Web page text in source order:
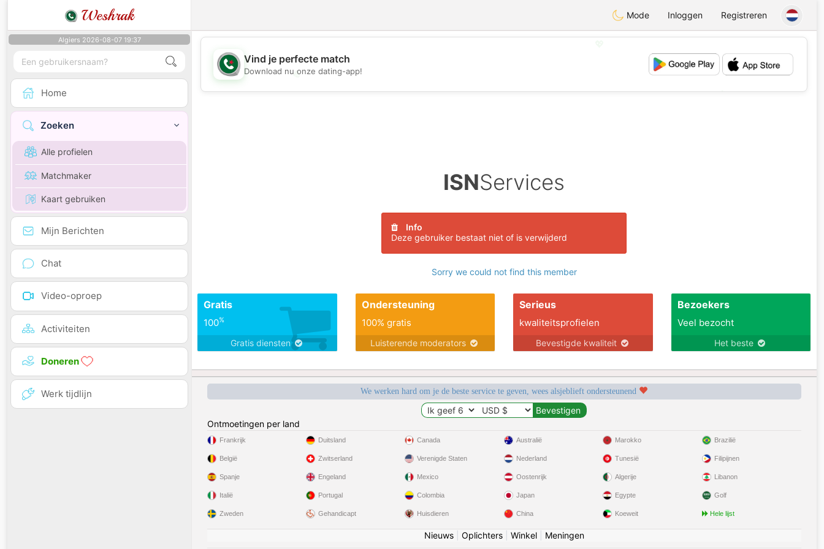
Weshrak Mode Inloggen Registreren
Algiers 2026-08-07 19:37
Home
Zoeken
Alle profielen
Matchmaker
Kaart gebruiken
Mijn Berichten
Chat
Video-oproep
Activiteiten
Doneren
Werk tijdlijn
💖
💕
Vind je perfecte match
Download nu onze dating-app!
ISNServices
Info
Deze gebruiker bestaat niet of is verwijderd
Sorry we could not find this member
Gratis
100%
Gratis diensten
Ondersteuning
100% gratis
Luisterende moderators
Serieus
kwaliteitsprofielen
Bevestigde kwaliteit
Bezoekers
Veel bezocht
Het beste
We werken hard om je de beste service te geven, wees alsjeblieft ondersteunend
Ontmoetingen per land
Frankrijk
België
Spanje
Italië
Zweden
Duitsland
Zwitserland
Engeland
Portugal
Gehandicapt
Canada
Verenigde Staten
Mexico
Colombia
Huisdieren
Australië
Nederland
Oostenrijk
Japan
China
Marokko
Tunesië
Algerije
Egypte
Koeweit
Brazilië
Filipijnen
Libanon
Golf
Hele lijst
Nieuws| Oplichters| Winkel| Meningen